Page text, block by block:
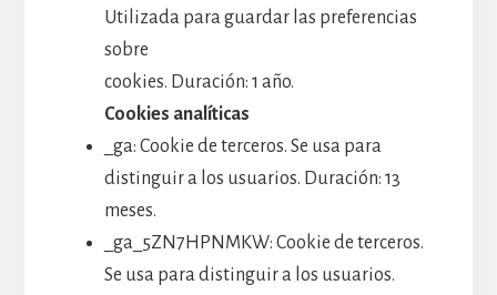
Utilizada para guardar las preferencias
sobre
cookies. Duración: 1 año.
Cookies analíticas
_ga: Cookie de terceros. Se usa para
distinguir a los usuarios. Duración: 13
meses.
_ga_5ZN7HPNMKW: Cookie de terceros.
Se usa para distinguir a los usuarios.